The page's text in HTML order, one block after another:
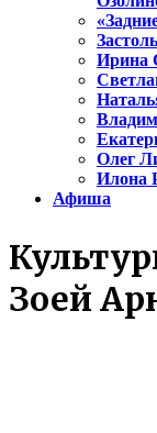
Ирина
Олег
Илона
Афиша
Зоей